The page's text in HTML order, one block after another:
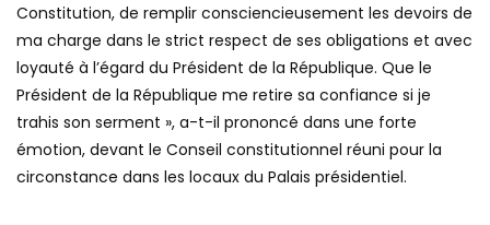
Constitution, de remplir consciencieusement les devoirs de
ma charge dans le strict respect de ses obligations et avec
loyauté à l’égard du Président de la République. Que le
Président de la République me retire sa confiance si je
trahis son serment », a-t-il prononcé dans une forte
émotion, devant le Conseil constitutionnel réuni pour la
circonstance dans les locaux du Palais présidentiel.